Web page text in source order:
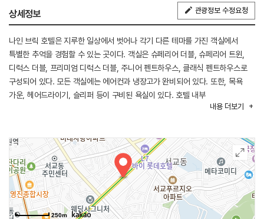
상세정보 관광정보 수정요청
나인 브릭 호텔은 지루한 일상에서 벗어나 각기 다른 테마를 가진 객실에서
특별한 추억을 경험할 수 있는 곳이다. 객실은 슈페리어 더블, 슈페리어 트윈,
디럭스 더블, 프리미엄 디럭스 더블, 주니어 펜트하우스, 클래식 펜트하우스로
구성되어 있다. 모든 객실에는 에어컨과 냉장고가 완비되어 있다. 또한, 목욕
가운, 헤어드라이기, 슬리퍼 등이 구비된 욕실이 있다. 호텔 내부
레스토랑에서는 조식, 점심, 저녁 식사를 이용할 수 있기 때문에 객실에서 멀리
지하철 2호선, 경의중앙선, 공항철도가 지나는 홍대입구역에서 가깝기 때문에
서울 주변 지역을 편리하게 관광할 수 있고, 홍대거리가 걸어서 2분 거리에
위치하고 있다.
내용 더보기
250m